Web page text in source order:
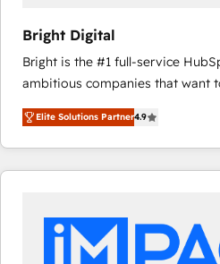
Bright Digital
Bright is the #1 full-service
ambitious companies that want
From HubSpot onboarding, to
developing a new website to
digital marketing; we do it all
results)! In short, our services include: - HubSpot
integrations - Marketing & sales
marketing, advertising,
Elite Solutions Partner4.9